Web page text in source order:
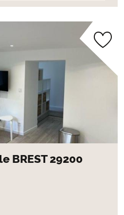
BREST 29200